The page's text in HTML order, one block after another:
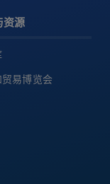
资源
易博览会